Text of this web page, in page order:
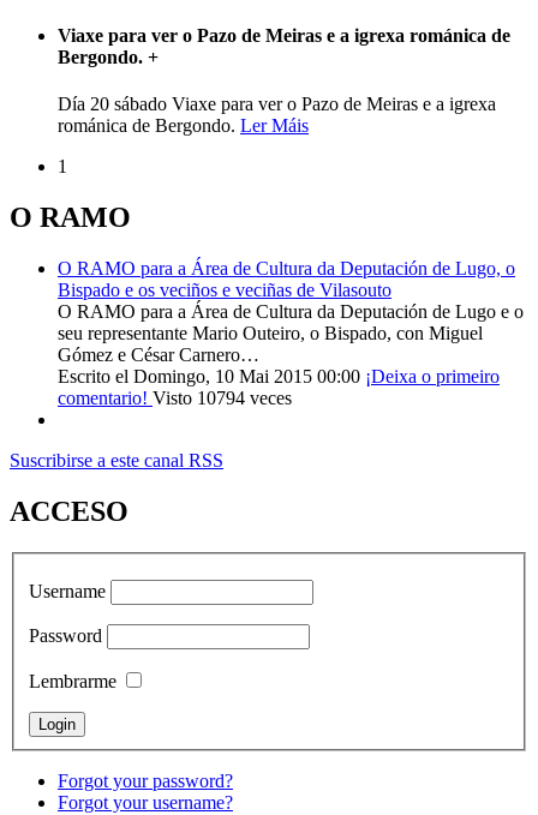
Viaxe para ver o Pazo de Meiras e a igrexa románica de
Bergondo. +
Día 20 sábado Viaxe para ver o Pazo de Meiras e a igrexa
románica de Bergondo. Ler Máis
1
O RAMO
O RAMO para a Área de Cultura da Deputación de Lugo, o
Bispado e os veciños e veciñas de Vilasouto
O RAMO para a Área de Cultura da Deputación de Lugo e o
seu representante Mario Outeiro, o Bispado, con Miguel
Gómez e César Carnero…
Escrito el Domingo, 10 Mai 2015 00:00 ¡Deixa o primeiro
comentario! Visto 10794 veces
Suscribirse a este canal RSS
ACCESO
Username
Password
Lembrarme
Forgot your password?
Forgot your username?